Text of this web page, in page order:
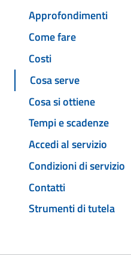
Approfondimenti
Come fare
Costi
Cosa serve
Cosa si ottiene
Tempi e scadenze
Accedi al servizio
Condizioni di servizio
Contatti
Strumenti di tutela